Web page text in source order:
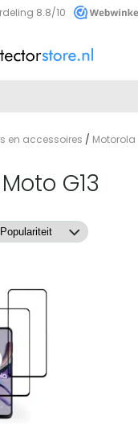
8.8/10
en accessoires / Motorola
G13